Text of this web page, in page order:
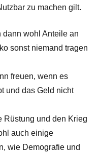
zu machen gilt.
dann wohl Anteile an
sonst niemand tragen
freuen, wenn es
und das Geld nicht
Rüstung und den Krieg
auch einige
wie Demografie und